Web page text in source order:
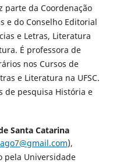
parte da Coordenação
e do Conselho Editorial
e Letras, Literatura
É professora de
nos Cursos de
e Literatura na UFSC.
de pesquisa História e
Santa Catarina
),
pela Universidade